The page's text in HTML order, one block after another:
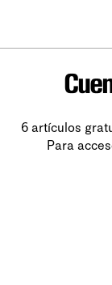
6 artículos
Para